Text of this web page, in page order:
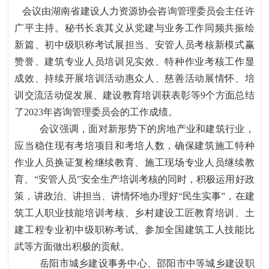
会议由湖南省建设人力资源协会咨询管理委员会主任许
广平主持。秘书长袁其义从党建与业务工作同频共振绘
新篇、初中级职称考试展担当、安管人员考核新模式赢
赞誉、建筑专业人员培训见实效、特种作业考核工作显
成效、持续开展培训活动惠众人、慈善活动展情怀、培
训交流活动促发展、建设教育培训获表彰等9个方面总结
了2023年咨询管理委员会的工作成绩。
会议强调，面对新形势下的房地产业和建筑行业，
应当稳住现有考培项目和考培人数，确保建筑施工特种
作业人员换证复检继续教育、施工现场专业人员继续教
育、 “安管人员”安全生产培训考核的同时，积极运用好政
策，讲政治、讲担当、讲情怀地办理好“民生实事”，在建
筑工人职业技能培训考核、乡村建设工匠教育培训、土
建工程专业初中级职称考试、参加全国建筑工人技能比
武等方面做出积极的贡献。
岳阳市城乡建设事务中心、邵阳市中等城乡建设职